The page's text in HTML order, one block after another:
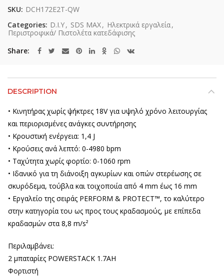
SKU: DCH172E2T-QW
Categories: D.I.Y, SDS MAX, Ηλεκτρικά εργαλεία,
Περιστροφικά/ Πιστολέτα κατεδάφισης
Share
DESCRIPTION
• Κινητήρας χωρίς ψήκτρες 18V για υψηλό χρόνο λειτουργίας
και περιορισμένες ανάγκες συντήρησης
• Κρουστική ενέργεια: 1,4 J
• Κρούσεις ανά λεπτό: 0-4980 bpm
• Ταχύτητα χωρίς φορτίο: 0-1060 rpm
• Ιδανικό για τη διάνοιξη αγκυρίων και οπών στερέωσης σε
σκυρόδεμα, τούβλα και τοιχοποιία από 4 mm έως 16 mm
• Εργαλείο της σειράς PERFORM & PROTECT™, το καλύτερο
στην κατηγορία του ως προς τους κραδασμούς, με επίπεδα
κραδασμών στα 8,8 m/s²
Περιλαμβάνει:
2 μπαταρίες POWERSTACK 1.7AH
Φορτιστή